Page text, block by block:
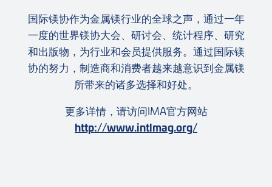
国际镁协作为金属镁行业的全球之声，通过一年
一度的世界镁协大会、研讨会、统计程序、研究
和出版物，为行业和会员提供服务。通过国际镁
协的努力，制造商和消费者越来越意识到金属镁
所带来的诸多选择和好处。
更多详情，请访问IMA官方网站
http://www.intlmag.org/